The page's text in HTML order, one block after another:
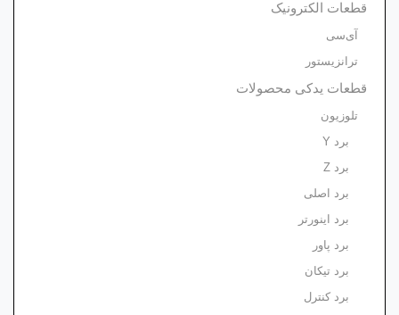
قطعات الکترونیک
آی‌سی
ترانزیستور
قطعات یدکی محصولات
تلوزیون
برد Y
برد Z
برد اصلی
برد اینورتر
برد پاور
برد تیکان
برد کنترل